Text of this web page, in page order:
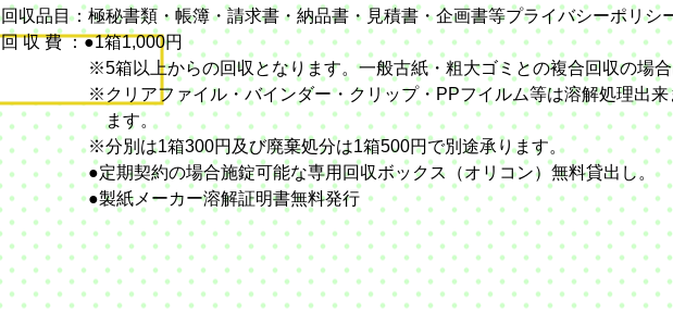
回収品目：極秘書類・帳簿・請求書・納品書・見積書・企画書等プライバシーポリシ
回 収 費 ：●1箱1,000円
※5箱以上からの回収となります。一般古紙・粗大ゴミとの複合回収の場合は
※クリアファイル・バインダー・クリップ・PPフイルム等は溶解処理出来
ます。
※分別は1箱300円及び廃棄処分は1箱500円で別途承ります。
●定期契約の場合施錠可能な専用回収ボックス（オリコン）無料貸出し。
●製紙メーカー溶解証明書無料発行